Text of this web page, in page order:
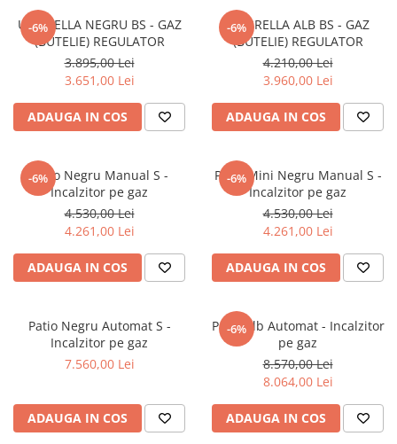
SOBE DE GĂTIT PE LEMNE
Coș de fum SMART
Coș de fum LSK
COSURI DE FUM CERAMICE KAMIN
Palarii cos de fum
ACCESORII SPECIALE
SUPORT FOCAR
AFUMĂTORI
SOBE CU PLITĂ
BLATURI DE LUCRU
CIAUNE & VASE DE GĂTIT
ACCESORII GRATARE
-6%
UMBRELLA NEGRU BS - GAZ
(BUTELIE) REGULATOR
3.895,00 Lei
3.651,00 Lei
ADAUGA IN COS
-6%
UMBRELLA ALB BS - GAZ
(BUTELIE) REGULATOR
4.210,00 Lei
3.960,00 Lei
ADAUGA IN COS
-6%
Patio Negru Manual S -
Incalzitor pe gaz
4.530,00 Lei
4.261,00 Lei
ADAUGA IN COS
-6%
Patio Mini Negru Manual S -
Incalzitor pe gaz
4.530,00 Lei
4.261,00 Lei
ADAUGA IN COS
Patio Negru Automat S -
Incalzitor pe gaz
7.560,00 Lei
ADAUGA IN COS
-6%
Patio Alb Automat - Incalzitor
pe gaz
8.570,00 Lei
8.064,00 Lei
ADAUGA IN COS